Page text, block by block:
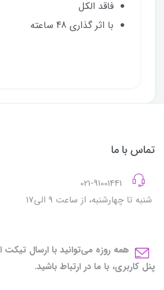
فاقد الکل
با اثر گذاری 48 ساعته
تماس با ما
شنبه تا چهارشنبه، از ساعت 9 الی17
همه روزه می‌توانید با ارسال
پنل کاربری، با ما در ارتباط باشید.